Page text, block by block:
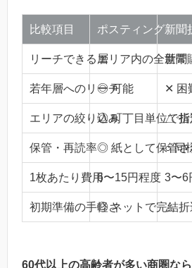
比較項目 ポスティング新聞
リーチできる層エリア内の全世帯
新聞
若年層へのリーチ
◎ 可能 ✕ 困
エリアの絞り込み◎ 町丁目単位で指
△ 折
保管・再読率◎ 紙として保管さ
○ 同
1枚あたり費用6〜15円程度 3〜6
初期準備の手軽さ◎ ネットで完結
△ 折
60代以上の高齢者が多い商圏な